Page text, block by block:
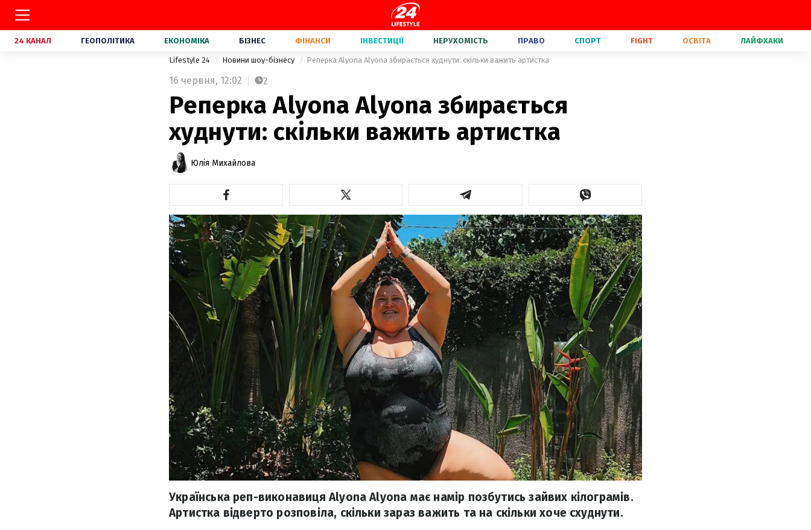
24 КАНАЛ ГЕОПОЛІТИКА ЕКОНОМІКА БІЗНЕС ФІНАНСИ ІНВЕСТИЦІЇ НЕРУХОМІСТЬ ПРАВО СПОРТ FIGHT ОСВІТА ЛАЙФХАКИ
Lifestyle 24 Новини шоу-бізнесу Реперка Alyona Alyona збирається худнути: скільки важить артистка
16 червня, 12:02 2
Реперка Alyona Alyona збирається
худнути: скільки важить артистка
Юлія Михайлова
Українська реп-виконавиця Alyona Alyona має намір позбутись зайвих кілограмів.
Артистка відверто розповіла, скільки зараз важить та на скільки хоче схуднути.